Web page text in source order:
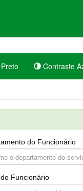
Contraste
do Funcionário
Funcionário